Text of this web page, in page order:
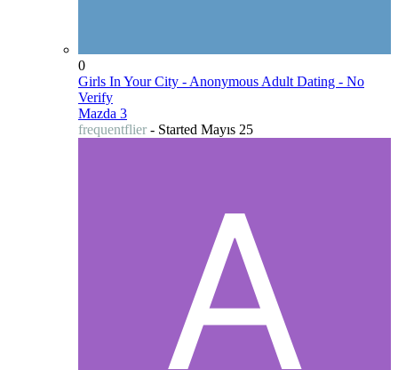
0
Girls In Your City - Anonymous Adult Dating - No
Verify
Mazda 3
frequentflier - Started Mayıs 25